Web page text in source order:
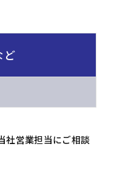
ど
社営業担当にご相談